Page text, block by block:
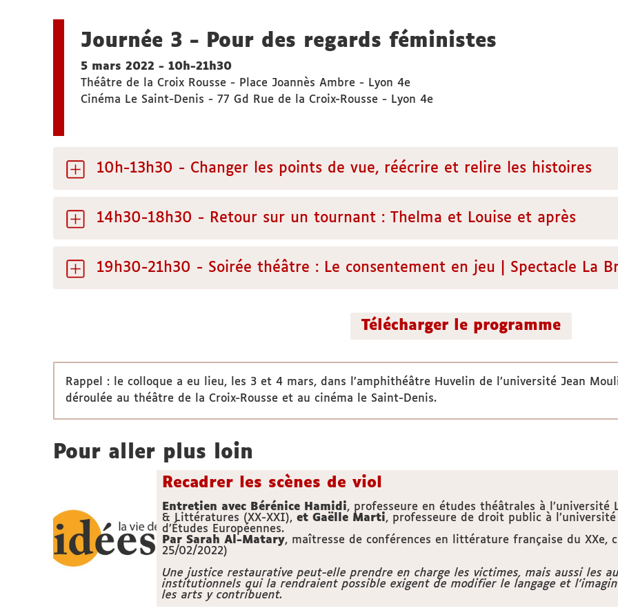
Journée 3 - Pour des regards féministes
5 mars 2022 - 10h-21h30
Théâtre de la Croix Rousse - Place Joannès Ambre - Lyon 4e
Cinéma Le Saint-Denis - 77 Gd Rue de la Croix-Rousse - Lyon 4e
10h-13h30 - Changer les points de vue, réécrire et relire les histoires
14h30-18h30 - Retour sur un tournant : Thelma et Louise et après
19h30-21h30 - Soirée théâtre : Le consentement en jeu | Spectacle La
Télécharger le programme
Rappel : le colloque a eu lieu, les 3 et 4 mars, dans l’amphithéâtre Huvelin de l’université Jean
déroulée au théâtre de la Croix-Rousse et au cinéma le Saint-Denis.
Pour aller plus loin
Recadrer les scènes de viol
Entretien avec Bérénice Hamidi, professeure en études théâtrales à l’université
& Littératures (XX-XXI), et Gaëlle Marti, professeure de droit public à
d’Études Européennes.
Par Sarah Al-Matary, maîtresse de conférences en littérature française du XXe,
25/02/2022)
Une justice restaurative peut-elle prendre en charge les victimes, mais aussi les
institutionnels qui la rendraient possible exigent de modifier le langage et
les arts y contribuent.